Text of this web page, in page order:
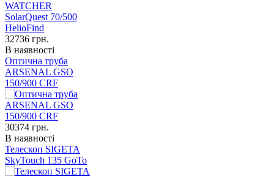
32736 грн.
В наявності
Оптична труба
ARSENAL GSO
150/900 CRF
30374 грн.
В наявності
Телескоп SIGETA
SkyTouch 135 GoTo